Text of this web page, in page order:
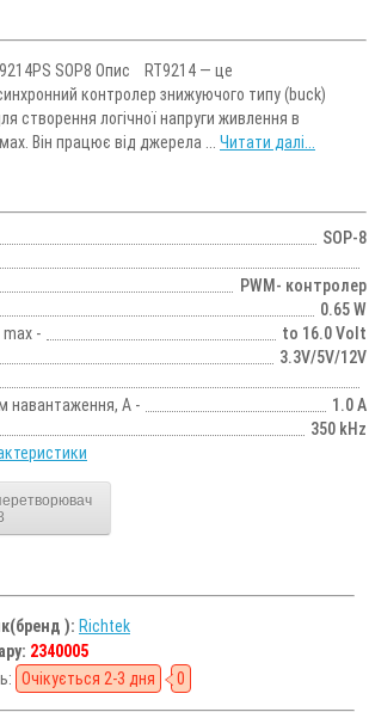
SOP8 Опис RT9214 — це
контролер знижуючого типу (buck)
створення логічної напруги живлення в
Він працює від джерела ... Читати далі...
SOP-8
PWM- контролер
0.65 W
max -
to 16.0 Volt
3.3V/5V/12V
навантаження, А -
1.0 А
350 kHz
): Richtek
2340005
Очікується 2-3 дня 0